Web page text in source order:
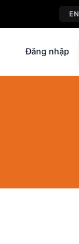
EN
Đăng nhập